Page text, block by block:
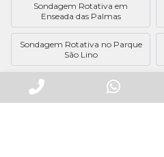
Sondagem Rotativa em
Enseada das Palmas
Sondagem Rotativa no Parque
São Lino